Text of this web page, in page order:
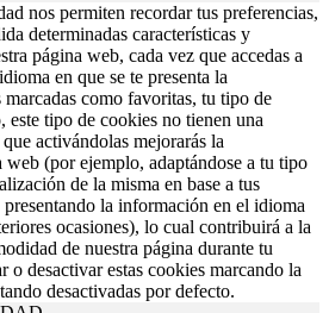
nos permiten recordar tus preferencias,
determinadas características y
página web, cada vez que accedas a
en que se te presenta la
como favoritas, tu tipo de
este tipo de cookies no tienen una
activándolas mejorarás la
(por ejemplo, adaptándose a tu tipo
de la misma en base a tus
la información en el idioma
ocasiones), lo cual contribuirá a la
de nuestra página durante tu
o desactivar estas cookies marcando la
desactivadas por defecto.